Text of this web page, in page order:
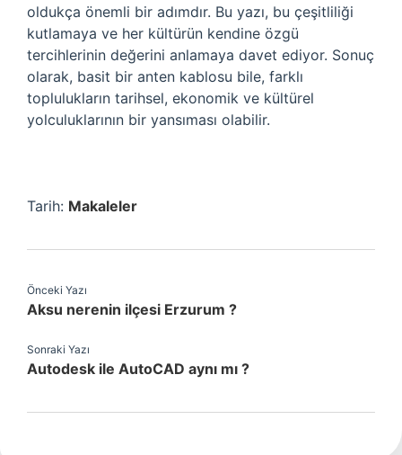
oldukça önemli bir adımdır. Bu yazı, bu çeşitliliği
kutlamaya ve her kültürün kendine özgü
tercihlerinin değerini anlamaya davet ediyor. Sonuç
olarak, basit bir anten kablosu bile, farklı
toplulukların tarihsel, ekonomik ve kültürel
yolculuklarının bir yansıması olabilir.
Tarih: Makaleler
Önceki Yazı
Aksu nerenin ilçesi Erzurum ?
Sonraki Yazı
Autodesk ile AutoCAD aynı mı ?